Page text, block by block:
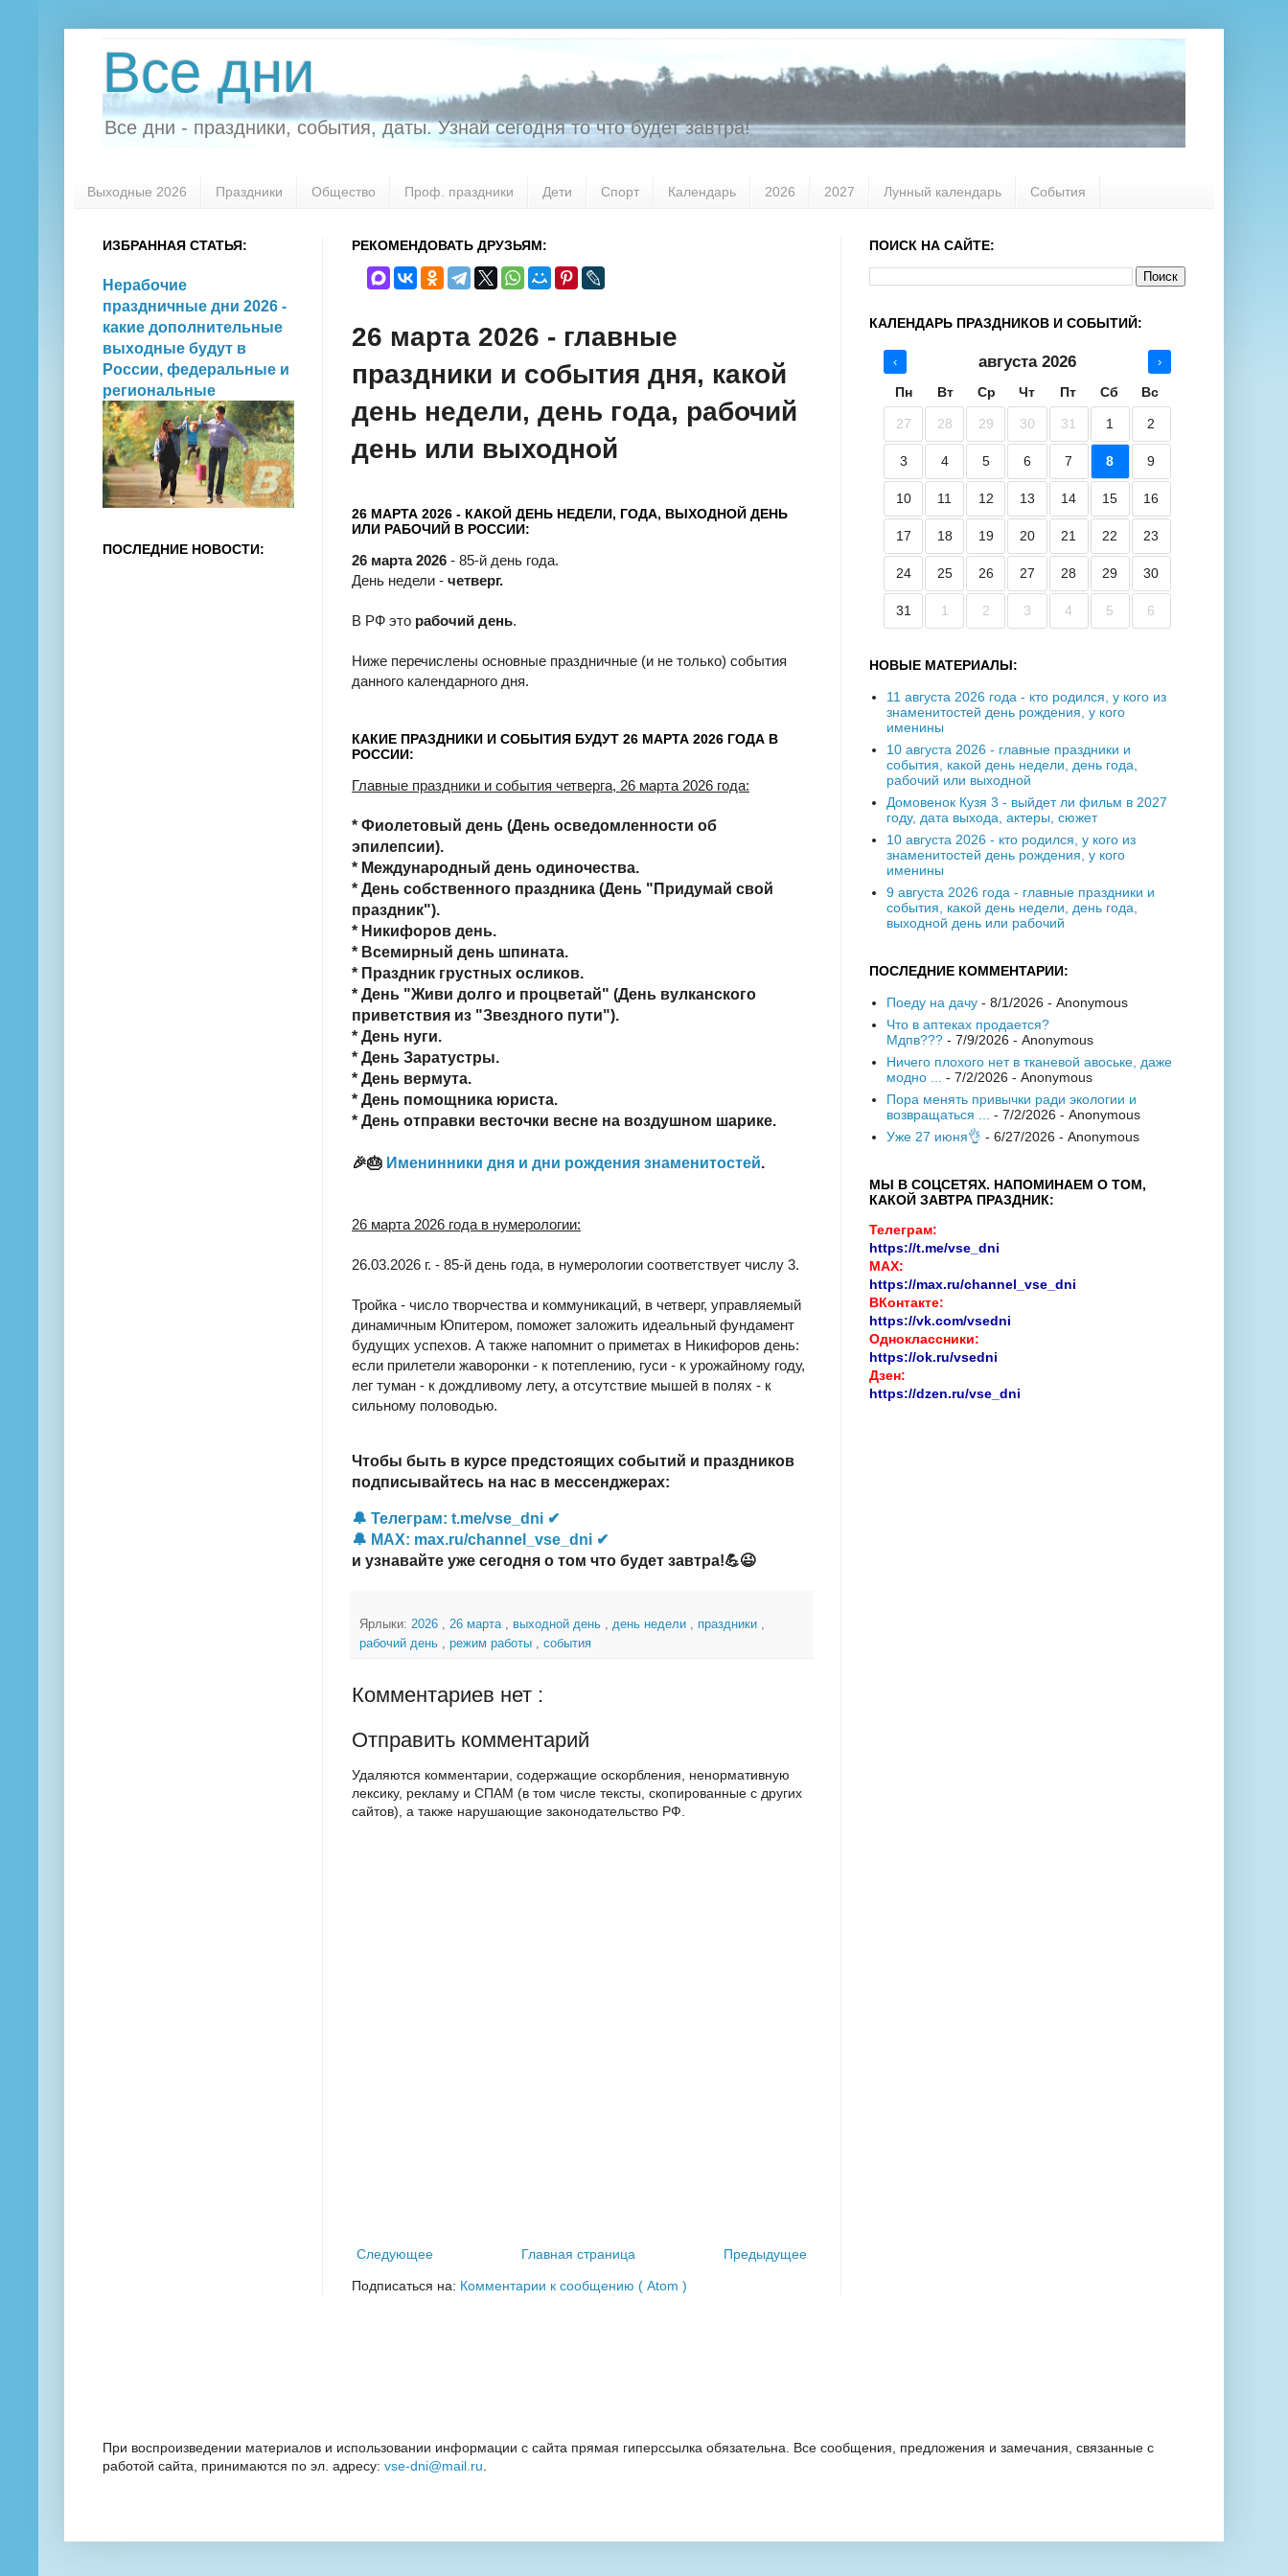
Все дни
Все дни - праздники, события, даты. Узнай сегодня то что будет завтра!
Выходные 2026 Праздники Общество Проф. праздники Дети Спорт Календарь 2026 2027 Лунный календарь События
РЕКОМЕНДОВАТЬ ДРУЗЬЯМ:
26 марта 2026 - главные
праздники и события дня, какой
день недели, день года, рабочий
день или выходной
26 МАРТА 2026 - КАКОЙ ДЕНЬ НЕДЕЛИ, ГОДА, ВЫХОДНОЙ ДЕНЬ
ИЛИ РАБОЧИЙ В РОССИИ:
26 марта 2026 - 85-й день года.
День недели - четверг.
В РФ это рабочий день.
Ниже перечислены основные праздничные (и не только) события
данного календарного дня.
КАКИЕ ПРАЗДНИКИ И СОБЫТИЯ БУДУТ 26 МАРТА 2026 ГОДА В
РОССИИ:
Главные праздники и события четверга, 26 марта 2026 года:
* Фиолетовый день (День осведомленности об
эпилепсии).
* Международный день одиночества.
* День собственного праздника (День "Придумай свой
праздник").
* Никифоров день.
* Всемирный день шпината.
* Праздник грустных осликов.
* День "Живи долго и процветай" (День вулканского
приветствия из "Звездного пути").
* День нуги.
* День Заратустры.
* День вермута.
* День помощника юриста.
* День отправки весточки весне на воздушном шарике.
🎉🎂 Именинники дня и дни рождения знаменитостей.
26 марта 2026 года в нумерологии:
26.03.2026 г. - 85-й день года, в нумерологии соответствует числу 3.
Тройка - число творчества и коммуникаций, в четверг, управляемый
динамичным Юпитером, поможет заложить идеальный фундамент
будущих успехов. А также напомнит о приметах в Никифоров день:
если прилетели жаворонки - к потеплению, гуси - к урожайному году,
лег туман - к дождливому лету, а отсутствие мышей в полях - к
сильному половодью.
Чтобы быть в курсе предстоящих событий и праздников
подписывайтесь на нас в мессенджерах:
🔔 Телеграм: t.me/vse_dni ✔
🔔 MAX: max.ru/channel_vse_dni ✔
и узнавайте уже сегодня о том что будет завтра!💪😉
Ярлыки: 2026 26 марта выходной день день недели праздники
рабочий день
режим работы события
Комментариев нет :
Отправить комментарий
Удаляются комментарии, содержащие оскорбления, ненормативную
лексику, рекламу и СПАМ (в том числе тексты, скопированные с других
сайтов), а также нарушающие законодательство РФ.
Следующее Предыдущее
Главная страница
Подписаться на: Комментарии к сообщению ( Atom )
ИЗБРАННАЯ СТАТЬЯ:
Нерабочие
праздничные дни 2026 -
какие дополнительные
выходные будут в
России, федеральные и
региональные
ПОСЛЕДНИЕ НОВОСТИ:
ПОИСК НА САЙТЕ:
КАЛЕНДАРЬ ПРАЗДНИКОВ И СОБЫТИЙ:
‹ августа 2026 ›
Пн Вт Ср Чт Пт Сб Вс
27 28 29 30 31 1 2
3 4 5 6 7 8 9
10 11 12 13 14 15 16
17 18 19 20 21 22 23
24 25 26 27 28 29 30
31 1 2 3 4 5 6
НОВЫЕ МАТЕРИАЛЫ:
11 августа 2026 года - кто родился, у кого из
знаменитостей день рождения, у кого
именины
10 августа 2026 - главные праздники и
события, какой день недели, день года,
рабочий или выходной
Домовенок Кузя 3 - выйдет ли фильм в 2027
году, дата выхода, актеры, сюжет
10 августа 2026 - кто родился, у кого из
знаменитостей день рождения, у кого
именины
9 августа 2026 года - главные праздники и
события, какой день недели, день года,
выходной день или рабочий
ПОСЛЕДНИЕ КОММЕНТАРИИ:
Поеду на дачу- 8/1/2026 - Anonymous
Что в аптеках продается?
Мдпв???- 7/9/2026 - Anonymous
Ничего плохого нет в тканевой авоське, даже
модно ... - 7/2/2026 - Anonymous
Пора менять привычки ради экологии и
возвращаться ... - 7/2/2026 - Anonymous
Уже 27 июня👌 - 6/27/2026 - Anonymous
МЫ В СОЦСЕТЯХ. НАПОМИНАЕМ О ТОМ,
КАКОЙ ЗАВТРА ПРАЗДНИК:
Телеграм:
https://t.me/vse_dni
MAX:
https://max.ru/channel_vse_dni
ВКонтакте:
https://vk.com/vsedni
Одноклассники:
https://ok.ru/vsedni
Дзен:
https://dzen.ru/vse_dni
При воспроизведении материалов и использовании информации с сайта прямая гиперссылка обязательна. Все сообщения, предложения и замечания, связанные с
работой сайта, принимаются по эл. адресу: vse-dni@mail.ru